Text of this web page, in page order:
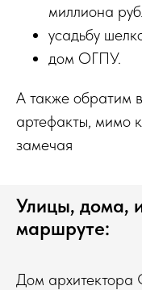
миллиона
усадьбу
дом ОГПУ.
А также обратим
артефакты, мимо
замечая
Улицы, дома,
маршруте:
Дом архитектора